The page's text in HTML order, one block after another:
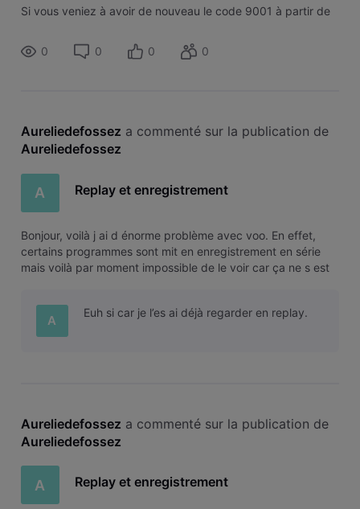
Si vous veniez à avoir de nouveau le code 9001 à partir de
service conc
0 0 0 0
Aureliedefossez a commenté sur la publication de
Aureliedefossez
A Replay et enregistrement
Bonjour, voilà j ai d énorme problème avec voo. En effet,
certains programmes sont mit en enregistrement en série
mais voilà par moment impossible de le voir car ça ne s est
impossib
A
Euh si car je l’es ai déjà regarder en replay.
Aureliedefossez a commenté sur la publication de
Aureliedefossez
A Replay et enregistrement